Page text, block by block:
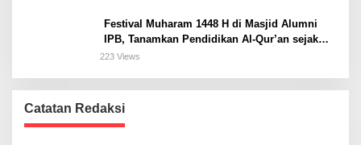
Festival Muharam 1448 H di Masjid Alumni
IPB, Tanamkan Pendidikan Al-Qur’an sejak
Dini dan Siapkan Generasi Islami
223 Views
Catatan Redaksi